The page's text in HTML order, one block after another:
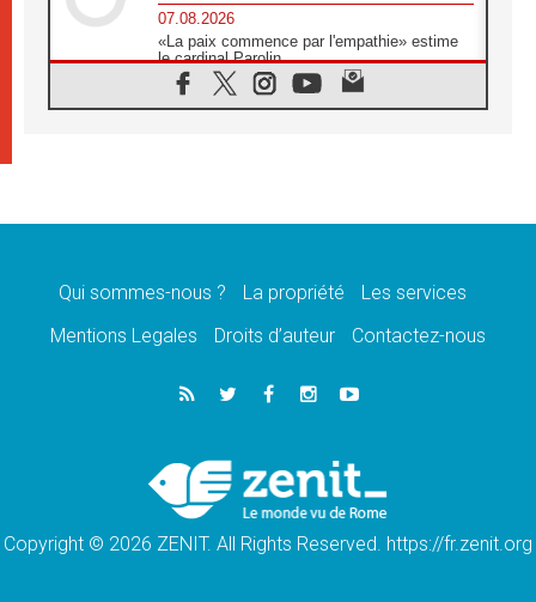
07.08.2026
«La paix commence par l'empathie» estime
le cardinal Parolin
07.08.2026
En Colombie, «la paix ne s'achète pas avec
07.08.2026
07.08.2026
en France
Cardinal Rossi: «La venue du Pape Léon en
Argentine est un hommage à François»
Hiroshima et Nagasaki, 81 ans après,
lancement des «dix jours de prière pour la
paix»
Qui sommes-nous ? La propriété
Les services
Mentions Legales
Droits d’auteur Contactez-nous
Copyright © 2026 ZENIT. All Rights Reserved. https://fr.zenit.org